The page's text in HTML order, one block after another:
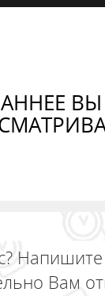
ВЫ
Вам